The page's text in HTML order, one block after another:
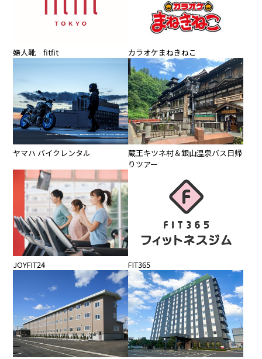
婦人靴 fitfit カラオケまねきねこ
ヤマハ バイクレンタル
蔵王キツネ村＆銀山温泉バス日帰
りツアー
JOYFIT24 FIT365